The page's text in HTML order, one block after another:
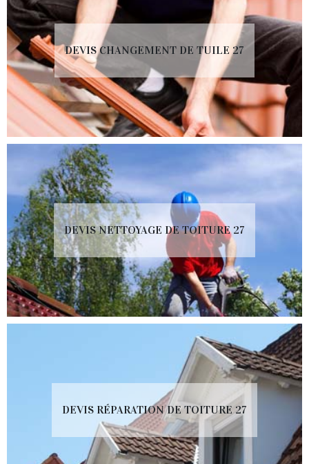
DEVIS CHANGEMENT DE TUILE 27
DEVIS NETTOYAGE DE TOITURE 27
DEVIS RÉPARATION DE TOITURE 27